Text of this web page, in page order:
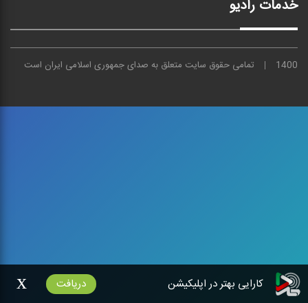
خدمات رادیو
1400 تمامی حقوق سایت متعلق به صدایجمهوری اسلامی ایران است
کارایی بهتر در اپلیکیشن دریافت x